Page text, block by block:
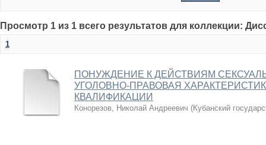
Просмотр 1 из 1 всего результатов для коллекции:
1
ПОНУЖДЕНИЕ К ДЕЙСТВИЯМ
УГОЛОВНО-ПРАВОВАЯ
КВАЛИФИКАЦИИ
Конорезов, Николай Андреевич (Кубанский